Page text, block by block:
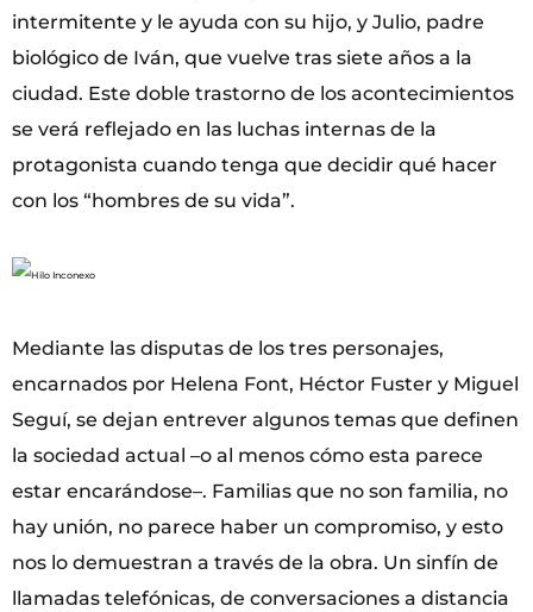
intermitente y le ayuda con su hijo, y Julio, padre
biológico de Iván, que vuelve tras siete años a la
ciudad. Este doble trastorno de los acontecimientos
se verá reflejado en las luchas internas de la
protagonista cuando tenga que decidir qué hacer
con los “hombres de su vida”.
Mediante las disputas de los tres personajes,
encarnados por Helena Font, Héctor Fuster y Miguel
Seguí, se dejan entrever algunos temas que definen
la sociedad actual –o al menos cómo esta parece
estar encarándose–. Familias que no son familia, no
hay unión, no parece haber un compromiso, y esto
nos lo demuestran a través de la obra. Un sinfín de
llamadas telefónicas, de conversaciones a distancia